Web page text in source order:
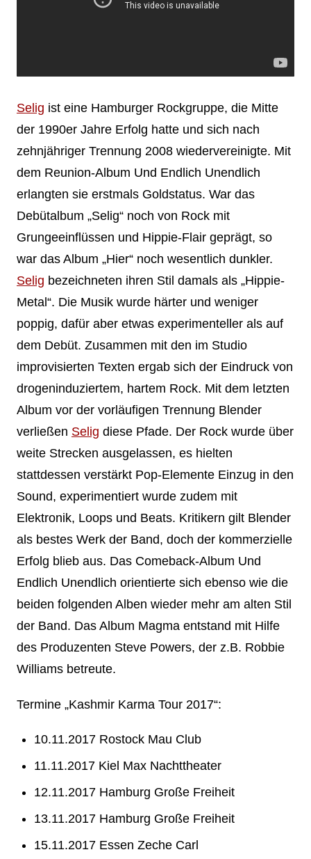
Selig ist eine Hamburger Rockgruppe, die Mitte
der 1990er Jahre Erfolg hatte und sich nach
zehnjähriger Trennung 2008 wiedervereinigte. Mit
dem Reunion-Album Und Endlich Unendlich
erlangten sie erstmals Goldstatus. War das
Debütalbum „Selig“ noch von Rock mit
Grungeeinflüssen und Hippie-Flair geprägt, so
war das Album „Hier“ noch wesentlich dunkler.
Selig bezeichneten ihren Stil damals als „Hippie-
Metal“. Die Musik wurde härter und weniger
poppig, dafür aber etwas experimenteller als auf
dem Debüt. Zusammen mit den im Studio
improvisierten Texten ergab sich der Eindruck von
drogeninduziertem, hartem Rock. Mit dem letzten
Album vor der vorläufigen Trennung Blender
verließen Selig diese Pfade. Der Rock wurde über
weite Strecken ausgelassen, es hielten
stattdessen verstärkt Pop-Elemente Einzug in den
Sound, experimentiert wurde zudem mit
Elektronik, Loops und Beats. Kritikern gilt Blender
als bestes Werk der Band, doch der kommerzielle
Erfolg blieb aus. Das Comeback-Album Und
Endlich Unendlich orientierte sich ebenso wie die
beiden folgenden Alben wieder mehr am alten Stil
der Band. Das Album Magma entstand mit Hilfe
des Produzenten Steve Powers, der z.B. Robbie
Williams betreute.
Termine „Kashmir Karma Tour 2017“:
10.11.2017 Rostock Mau Club
11.11.2017 Kiel Max Nachttheater
12.11.2017 Hamburg Große Freiheit
13.11.2017 Hamburg Große Freiheit
15.11.2017 Essen Zeche Carl